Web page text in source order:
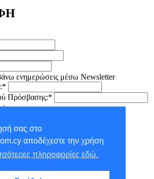
σας στο
αποδέχεστε την χρήση
πληροφορίες εδώ.
ενημερώσεις μέσω Newsletter
Πρόσβασης:*
- ΕΓΓΡΑΦΗ